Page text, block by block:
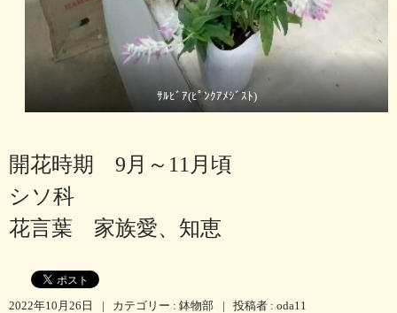
ｻﾙﾋﾞｱ(ﾋﾟﾝｸｱﾒｼﾞｽﾄ)
開花時期 9月～11月頃
シソ科
花言葉 家族愛、知恵
2022年10月26日 | カテゴリー : 鉢物部 | 投稿者 : oda11